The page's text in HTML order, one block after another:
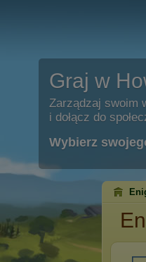
Graj w
Zarządzaj swoim
i dołącz do
Wybierz